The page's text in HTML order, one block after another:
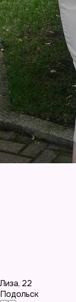
Лиза, 22
Подольск